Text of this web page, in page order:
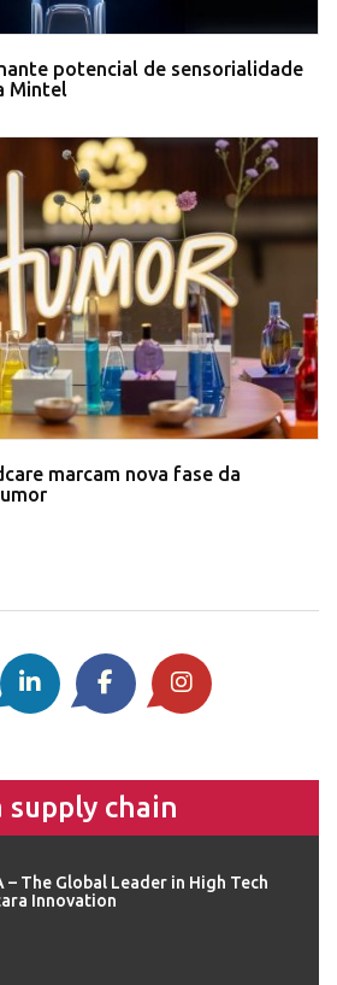
potencial de sensorialidade
Mintel
marcam nova fase da
supply chain
– The Global Leader in High Tech
Innovation